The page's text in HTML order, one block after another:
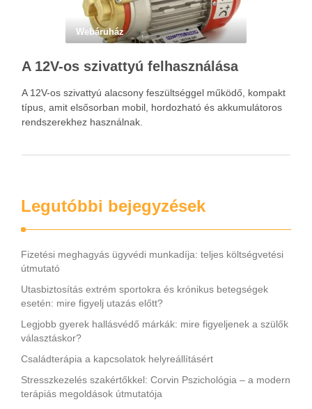
Webáruház
A 12V-os szivattyú felhasználása
A 12V-os szivattyú alacsony feszültséggel működő, kompakt
típus, amit elsősorban mobil, hordozható és akkumulátoros
rendszerekhez használnak.
Legutóbbi bejegyzések
Fizetési meghagyás ügyvédi munkadíja: teljes költségvetési
útmutató
Utasbiztosítás extrém sportokra és krónikus betegségek
esetén: mire figyelj utazás előtt?
Legjobb gyerek hallásvédő márkák: mire figyeljenek a szülők
választáskor?
Családterápia a kapcsolatok helyreállításért
Stresszkezelés szakértőkkel: Corvin Pszichológia – a modern
terápiás megoldások útmutatója